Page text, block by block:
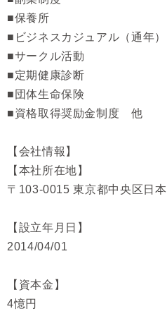
■保養所
■ビジネスカジュアル（通年）
■サークル活動
■定期健康診断
■団体生命保険
■資格取得奨励金制度 他
【会社情報】
【本社所在地】
〒103-0015 東京都中央区日
【設立年月日】
2014/04/01
【資本金】
4憶円